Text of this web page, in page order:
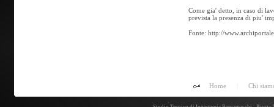
Come gia' detto, in caso di
prevista la presenza di piu'
Fonte: http://
Home Chi